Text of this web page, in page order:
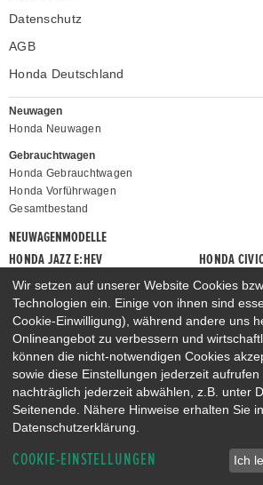
Unser Autohaus
Datenschutz
AGB
Honda Deutschland
Neuwagen
Honda Neuwagen
Gebrauchtwagen
Honda Gebrauchtwagen
Honda Vorführwagen
Gesamtbestand
NEUWAGENMODELLE
HONDA JAZZ E:HEV
HONDA
HONDA PRELUDE E:HEV
HONDA HR-
HONDA ZR-V E:HEV
HONDA CR-
Wir setzen auf unserer Website Cookies
Technologien ein. Einige von ihnen sind
Cookie-Einwilligung), während andere uns
Onlineangebot zu verbessern und
können die nicht-notwendigen Cookies
sowie diese Einstellungen jederzeit
nachträglich jederzeit abwählen, z.B. unter
Seitenende. Nähere Hinweise erhalten Sie
Datenschutzerklärung.
COOKIE-EINSTELLUNGEN Ich